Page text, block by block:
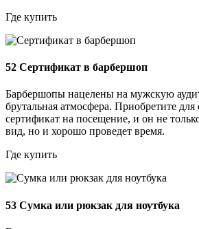
Где купить
52 Сертификат в барбершоп
Барбершопы нацелены на мужскую
брутальная атмосфера. Приобретите
сертификат на посещение, и он не
вид, но и хорошо проведет время.
Где купить
53 Сумка или рюкзак для ноутбука